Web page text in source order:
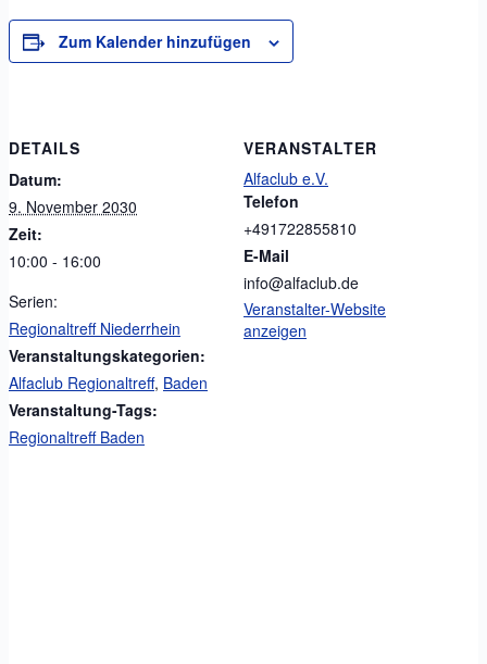
Zum Kalender hinzufügen
DETAILS
Datum:
9. November 2030
Zeit:
10:00 - 16:00
Serien:
Regionaltreff Niederrhein
Veranstaltungskategorien:
Alfaclub Regionaltreff, Baden
Veranstaltung-Tags:
Regionaltreff Baden
VERANSTALTER
Alfaclub e.V.
Telefon
+491722855810
E-Mail
info@alfaclub.de
Veranstalter-Website
anzeigen